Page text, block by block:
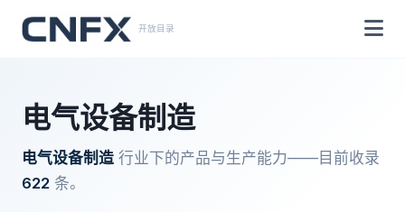
开放目录
电气设备制造
电气设备制造 行业下的产品与生产能力——目前收录
622 条。